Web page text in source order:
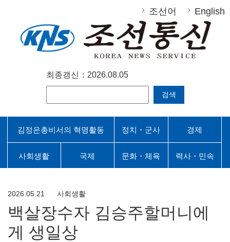
조선어 English
최종갱신：2026.08.05
검색
김정은총비서의 혁명활동 정치・군사 경제
사회생활 국제 문화・체육 력사・민속
2026.05.21 사회생활
백살장수자 김승주할머니에
게 생일상